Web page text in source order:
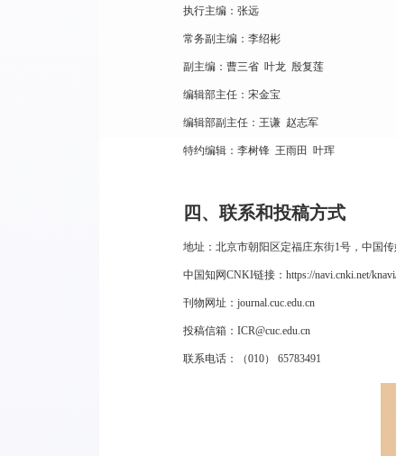
执行主编：张远
常务副主编：李绍彬
副主编：曹三省 叶龙 殷复莲
编辑部主任：宋金宝
编辑部副主任：王谦 赵志军
特约编辑：李树锋 王雨田 叶珲
四、联系和投稿方式
地址：北京市朝阳区定福庄东街1号，中国
中国知网CNKI链接：https://navi.cnki.net/
刊物网址：journal.cuc.edu.cn
投稿信箱：ICR@cuc.edu.cn
联系电话：（010） 65783491